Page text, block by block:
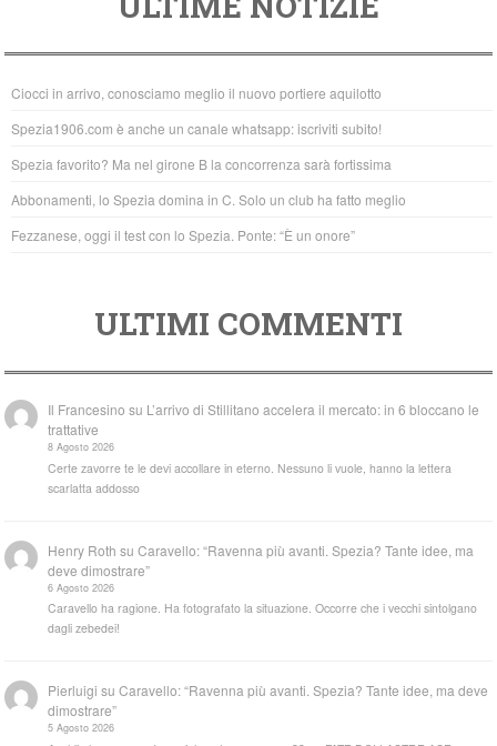
e
b
o
o
k
er
at
s
A
p
p
Ciocci in arrivo, conosciamo meglio il nuovo portiere aquilotto
Spezia1906.com è anche un canale whatsapp: iscriviti subito!
Spezia favorito? Ma nel girone B la concorrenza sarà fortissima
Abbonamenti, lo Spezia domina in C. Solo un club ha fatto meglio
Fezzanese, oggi il test con lo Spezia. Ponte: “È un onore”
ULTIMI COMMENTI
Il Francesino su L’arrivo di Stillitano accelera il mercato: in 6 bloccano le
trattative
8 Agosto 2026
Certe zavorre te le devi accollare in eterno. Nessuno li vuole, hanno la lettera
scarlatta addosso
Henry Roth suCaravello: “Ravenna più avanti. Spezia? Tante idee, ma
deve dimostrare”
6 Agosto 2026
Caravello ha ragione. Ha fotografato la situazione. Occorre che i vecchi sintolgano
dagli zebedei!
Pierluigi suCaravello: “Ravenna più avanti. Spezia? Tante idee, ma deve
dimostrare”
5 Agosto 2026